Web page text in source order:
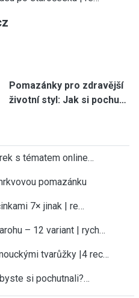
Pomazánky pro zdravější
životní styl: Jak si pochu…
s tématem online…
pomazánku
7× jinak | re…
– 12 variant | rych…
tvarůžky |4 rec…
si pochutnali?…